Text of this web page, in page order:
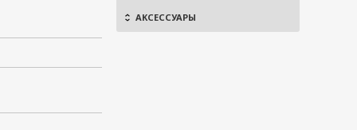
АКСЕССУАРЫ